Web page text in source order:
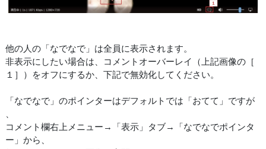
他の人の「なでなで」は全員に表示されます。
非表示にしたい場合は、コメントオーバーレイ（上記画像の［
１］）をオフにするか、下記で無効化してください。
「なでなで」のポインターはデフォルトでは「おてて」ですが
コメント欄右上メニュー→「表示」タブ→「なでなでポインタ
ー」から、